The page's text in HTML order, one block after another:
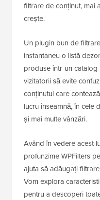
filtrare de conținut, mai
crește.
Un plugin bun de
instantaneu o listă
produse într-un
vizitatorii să evite
conținutul care
lucru înseamnă, în cele
și mai multe vânzări.
Având în vedere acest
profunzime WPFilters
ajuta să adăugați
Vom explora
pentru a descoperi